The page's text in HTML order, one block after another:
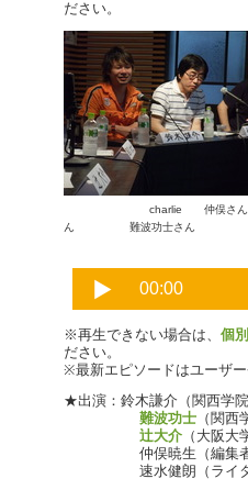
ださい。
charlie 仲
ん 難波功士さん
※再生できない場合は、 個
ださい。
※最新エピソードはユーザ
★出演：鈴木謙介（関西学
難波功士 （関西
辻大介 （大阪大
仲俣暁生（編集者，
速水健朗（ライター